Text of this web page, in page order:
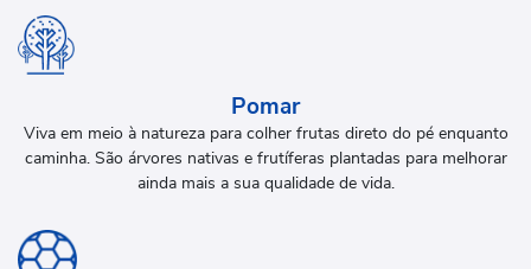
Pomar
Viva em meio à natureza para colher frutas direto do pé enquanto
caminha. São árvores nativas e frutíferas plantadas para melhorar
ainda mais a sua qualidade de vida.